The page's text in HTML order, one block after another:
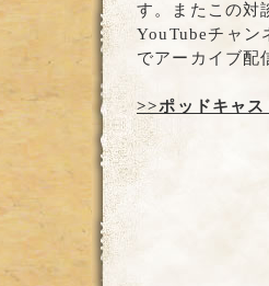
す。またこの対
YouTubeチャ
でアーカイブ配
>>ポッドキャス